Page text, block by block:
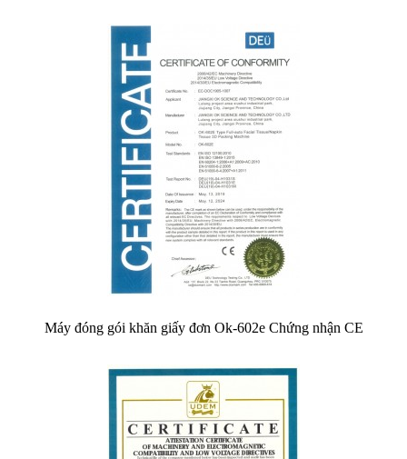
Máy đóng gói khăn giấy đơn Ok-602e Chứng nhận CE